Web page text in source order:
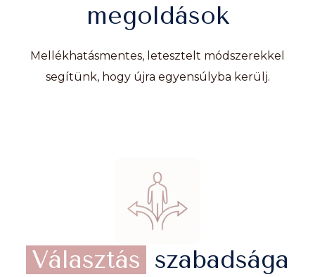
megoldások
Mellékhatásmentes, letesztelt módszerekkel
segítünk, hogy újra egyensúlyba kerülj.
Választás szabadsága